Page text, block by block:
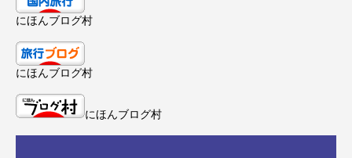
にほんブログ村
にほんブログ村
にほんブログ村